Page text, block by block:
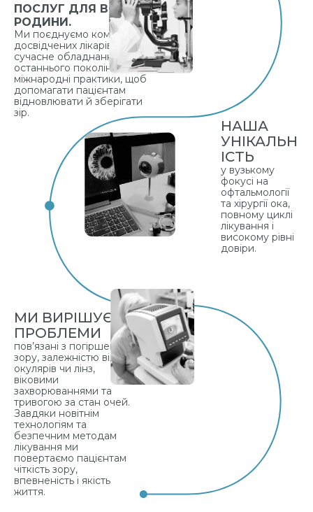
ПОСЛУГ ДЛЯ ВСІЄЇ
РОДИНИ.
Ми поєднуємо команду
досвідчених лікарів,
сучасне обладнання
останнього покоління та
міжнародні практики, щоб
допомагати пацієнтам
відновлювати й зберігати
зір.
НАША
УНІКАЛЬН
ІСТЬ
у вузькому
фокусі на
офтальмології
та хірургії ока,
повному циклі
лікування і
високому рівні
довіри.
МИ ВИРІШУЄМО
ПРОБЛЕМИ
пов’язані з погіршенням
зору, залежністю від
окулярів чи лінз,
віковими
захворюваннями та
тривогою за стан очей.
Завдяки новітнім
технологіям та
безпечним методам
лікування ми
повертаємо пацієнтам
чіткість зору,
впевненість і якість
життя.